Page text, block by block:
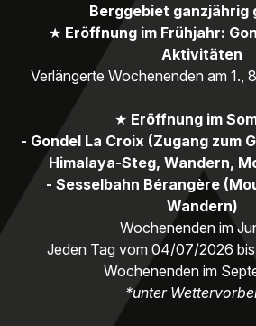
Berggebiet ganzjährig
★ Eröffnung im Frühjahr:
Aktivitäten
Verlängerte Wochenenden am 1.,
★ Eröffnung im
- Gondel La Croix (Zugang zum
Himalaya-Steg, Wandern,
- Sesselbahn Bérangère
Wandern)
Wochenenden im
Jeden Tag vom 04/07/2026
Wochenenden im
*unter